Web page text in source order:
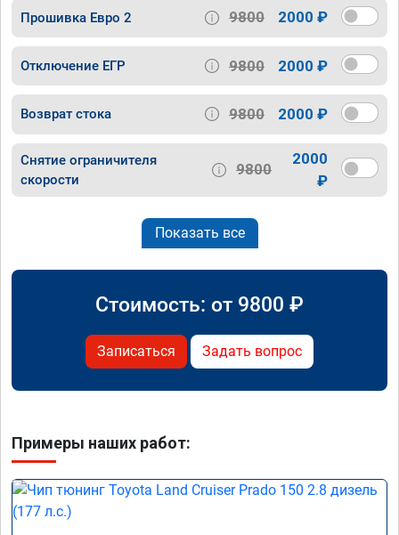
Прошивка Евро 2 9800 2000 ₽
Отключение ЕГР 9800 2000 ₽
Возврат стока 9800 2000 ₽
Снятие ограничителя
скорости
9800
2000
₽
Показать все
Стоимость: от 9800 ₽
Записаться Задать вопрос
Примеры наших работ: